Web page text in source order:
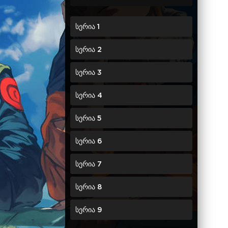
სერია 1
სერია 2
სერია 3
სერია 4
სერია 5
სერია 6
სერია 7
სერია 8
სერია 9